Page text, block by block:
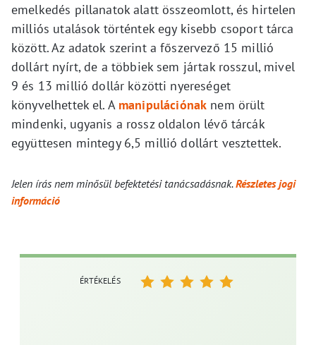
emelkedés pillanatok alatt összeomlott, és hirtelen
milliós utalások történtek egy kisebb csoport tárca
között. Az adatok szerint a főszervező 15 millió
dollárt nyírt, de a többiek sem jártak rosszul, mivel
9 és 13 millió dollár közötti nyereséget
könyvelhettek el. A manipulációnak nem örült
mindenki, ugyanis a rossz oldalon lévő tárcák
együttesen mintegy 6,5 millió dollárt vesztettek.
Jelen írás nem minősül befektetési tanácsadásnak.Részletes jogi
információ
ÉRTÉKELÉS